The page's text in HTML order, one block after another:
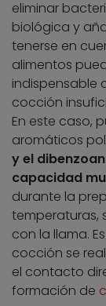
eliminar
biológica y
tenerse en
alimentos
indispensable
cocción
En este caso,
aromáticos
y el
capacidad
durante la
temperaturas,
con la llama.
cocción se
el contacto
formación de